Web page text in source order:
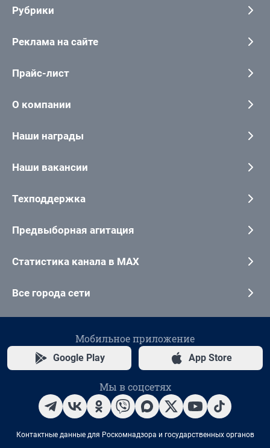
Рубрики
Реклама на сайте
Прайс-лист
О компании
Наши награды
Наши вакансии
Техподдержка
Предвыборная агитация
Статистика канала в MAX
Все города сети
Мобильное приложение
Google Play App Store
Мы в соцсетях
Контактные данные для Роскомнадзора и государственных органов